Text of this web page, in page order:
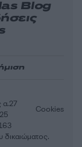
Blog
α.27
Cookies